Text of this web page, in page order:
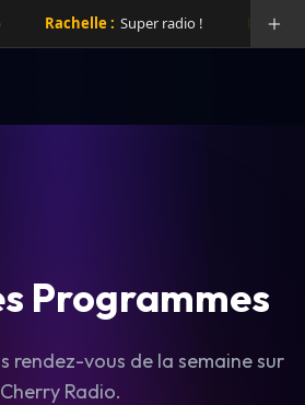
Rachelle : Super radio ! Laurent :
Programmes
rendez-vous de la semaine sur
Cherry Radio.